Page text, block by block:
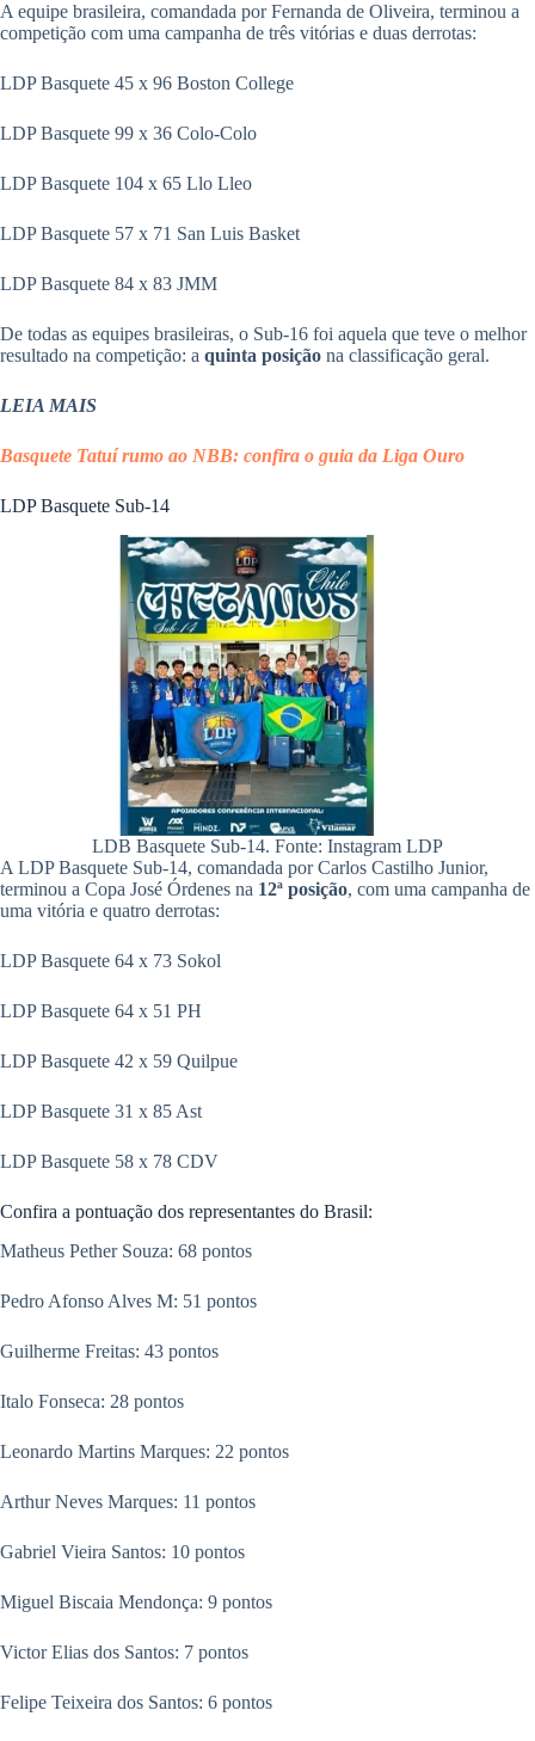
A equipe brasileira, comandada por Fernanda de Oliveira, terminou a
competição com uma campanha de três vitórias e duas derrotas:
LDP Basquete 45 x 96 Boston College
LDP Basquete 99 x 36 Colo-Colo
LDP Basquete 104 x 65 Llo Lleo
LDP Basquete 57 x 71 San Luis Basket
LDP Basquete 84 x 83 JMM
De todas as equipes brasileiras, o Sub-16 foi aquela que teve o melhor
resultado na competição: a quinta posição na classificação geral.
LEIA MAIS
Basquete Tatuí rumo ao NBB: confira o guia da Liga Ouro
LDP Basquete Sub-14
LDB Basquete Sub-14. Fonte: Instagram LDP
A LDP Basquete Sub-14, comandada por Carlos Castilho Junior,
terminou a Copa José Órdenes na 12ª posição, com uma campanha de
uma vitória e quatro derrotas:
LDP Basquete 64 x 73 Sokol
LDP Basquete 64 x 51 PH
LDP Basquete 42 x 59 Quilpue
LDP Basquete 31 x 85 Ast
LDP Basquete 58 x 78 CDV
Confira a pontuação dos representantes do Brasil:
Matheus Pether Souza: 68 pontos
Pedro Afonso Alves M: 51 pontos
Guilherme Freitas: 43 pontos
Italo Fonseca: 28 pontos
Leonardo Martins Marques: 22 pontos
Arthur Neves Marques: 11 pontos
Gabriel Vieira Santos: 10 pontos
Miguel Biscaia Mendonça: 9 pontos
Victor Elias dos Santos: 7 pontos
Felipe Teixeira dos Santos: 6 pontos